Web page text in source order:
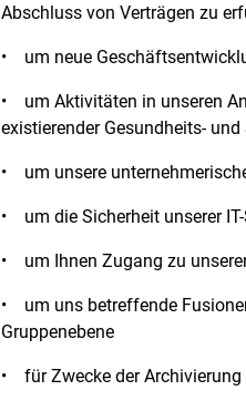
Abschluss von Verträgen zu
• um neue
•
um Aktivitäten in unseren
existierender Gesundheits-
• um unsere
• um die Sicherheit unserer
• um Ihnen Zugang zu
•
um uns betreffende
Gruppenebene
• für Zwecke der